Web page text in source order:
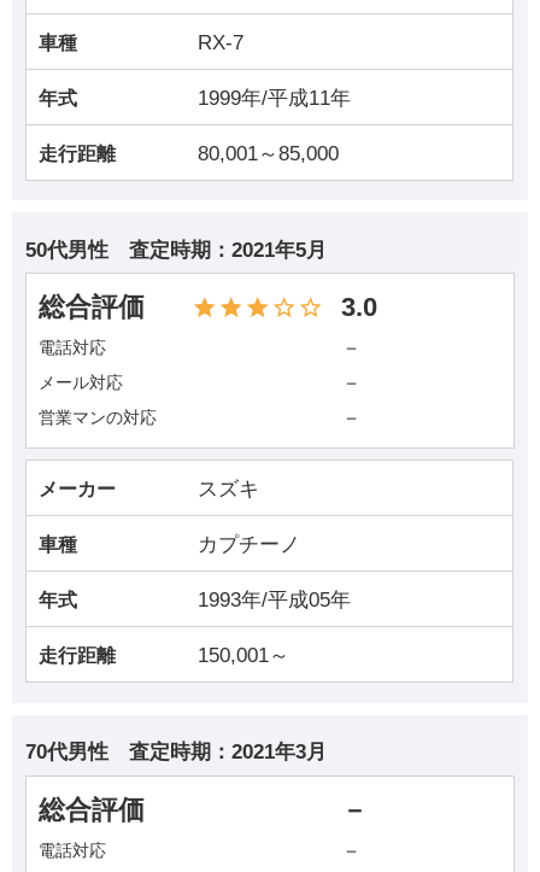
車種 RX-7
年式 1999年/平成11年
走行距離 80,001～85,000
50代男性 査定時期： 2021年5月
総合評価 3.0
電話対応 －
メール対応 －
営業マンの対応 －
メーカー スズキ
車種 カプチーノ
年式 1993年/平成05年
走行距離 150,001～
70代男性 査定時期： 2021年3月
総合評価 －
電話対応 －